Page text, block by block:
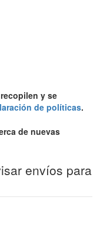
de políticas.
envíos para